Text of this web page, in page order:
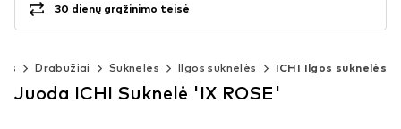
30 dienų grąžinimo teisė
Drabužiai Suknelės Ilgos suknelės ICHI Ilgos suknelės
Juoda ICHI Suknelė 'IX ROSE'